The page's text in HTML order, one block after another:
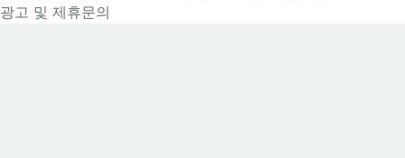
광고 및 제휴문의